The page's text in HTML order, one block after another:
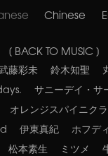
Chinese
[ BACK TO MUSIC ]
藤彩未 鈴木知聖
サニーデイ・サ
オレンジスパイニク
伊東真紀 ホフデ
松本素生 ミツメ